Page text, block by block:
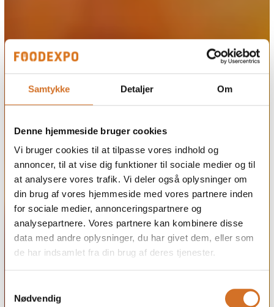
Samtykke Detaljer Om
Denne hjemmeside bruger cookies
Vi bruger cookies til at tilpasse vores indhold og
annoncer, til at vise dig funktioner til sociale medier og til
at analysere vores trafik. Vi deler også oplysninger om
din brug af vores hjemmeside med vores partnere inden
for sociale medier, annonceringspartnere og
analysepartnere. Vores partnere kan kombinere disse
data med andre oplysninger, du har givet dem, eller som
de har indsamlet fra din brug af deres tjenester.
Nødvendig